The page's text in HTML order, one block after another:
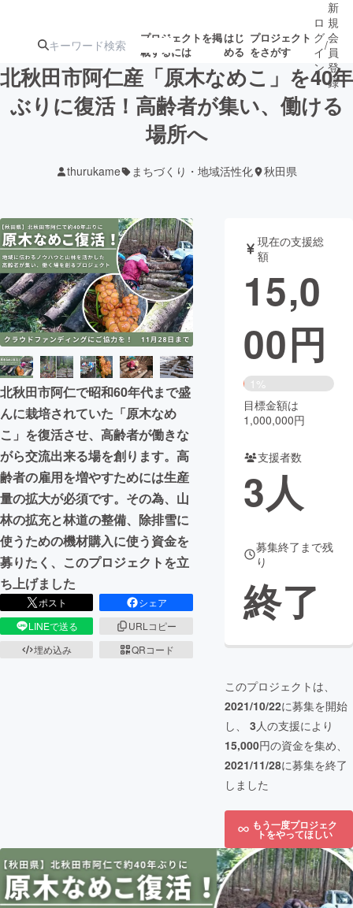
プロジェクトを掲
載するには
はじ
める
プロジェクト
をさがす
注目の新着プロ募集終了が近いプ
テクノロジー・ガジェット
映像・映画 書籍・雑誌
ビジネス・起業 チャレンジ
まちづくり・地域活性化
CAMPFIRE for Social Good
CAMPFIRE Creation
CAMPFIREふるさと納税machi-ya コミュニティ
ロ
グ
イ
ン
/
新
規
会
員
登
録
北秋田市阿仁産「原木なめこ」を40年
ぶりに復活！高齢者が集い、働ける
場所へ
thurukame まちづくり・地域活性化 秋田県
北秋田市阿仁で昭和60年代まで盛
んに栽培されていた「原木なめ
こ」を復活させ、高齢者が働きな
がら交流出来る場を創ります。高
齢者の雇用を増やすためには生産
量の拡大が必須です。その為、山
林の拡充と林道の整備、除排雪に
使うための機材購入に使う資金を
募りたく、このプロジェクトを立
ち上げました
ポスト
シェア
LINEで送る
URLコピー
埋め込み
QRコード
現在の支援総
額
15,0
00円
1%
目標金額は
1,000,000円
支援者数
3人
募集終了まで残
り
終了
このプロジェクトは、
2021/10/22に募集を開始
し、 3人の支援により
15,000円の資金を集め、
2021/11/28に募集を終了
しました
もう一度プロジェク
トをやってほしい